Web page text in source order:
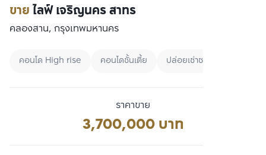
ขายไลฟ์ เจริญนคร สาทร
คลองสาน, กรุงเทพมหานคร
คอนโด High rise คอนโดชั้นเตี้ย ปล่อยเช่าชาวต่างชาติ
ราคาขาย
3,700,000 บาท